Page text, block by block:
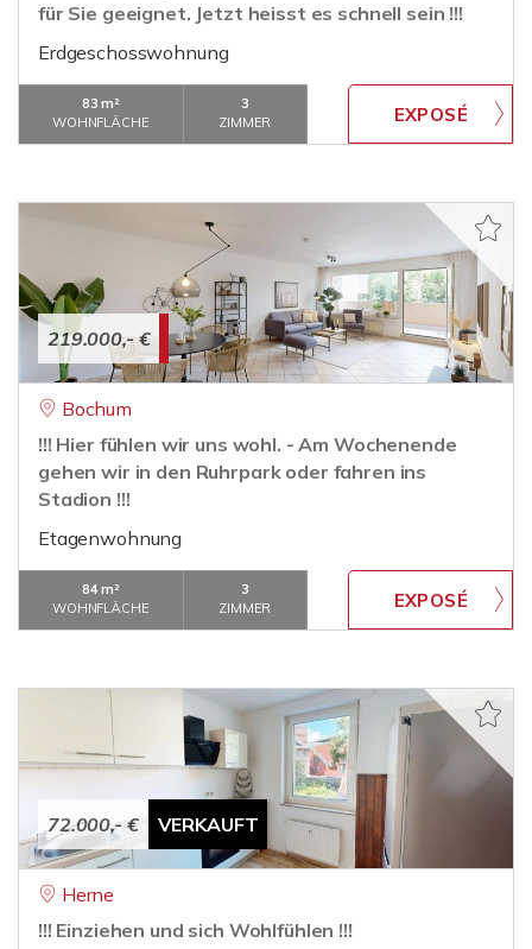
für Sie geeignet. Jetzt heisst es schnell sein !!!
Erdgeschosswohnung
83 m²
WOHNFLÄCHE
3
ZIMMER
219.000,- €
Bochum
!!! Hier fühlen wir uns wohl. - Am Wochenende
gehen wir in den Ruhrpark oder fahren ins
Stadion !!!
Etagenwohnung
84 m²
WOHNFLÄCHE
3
ZIMMER
72.000,- € VERKAUFT
Herne
!!! Einziehen und sich Wohlfühlen !!!